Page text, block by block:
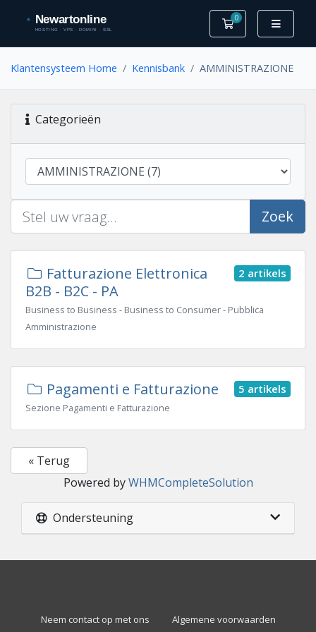
0
Winkelwagen
Klantensysteem Home Kennisbank AMMINISTRAZIONE
Categorieën
Zoek
2 artikels
Fatturazione Elettronica
B2B - B2C - PA
Business to Business - Business to Consumer - Pubblica
Amministrazione
5 artikels
Pagamenti e Fatturazione
Sezione Pagamenti e Fatturazione
« Terug
Powered byWHMCompleteSolution
Ondersteuning
Neem contact op met ons Algemene voorwaarden